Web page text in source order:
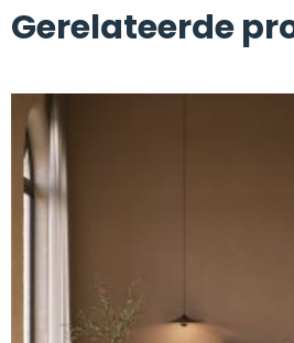
Gerelateerde